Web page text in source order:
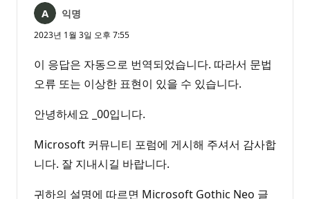
익명
2023년 1월 3일 오후 7:55
이 응답은 자동으로 번역되었습니다. 따라서 문법
오류 또는 이상한 표현이 있을 수 있습니다.
안녕하세요 _00입니다.
Microsoft 커뮤니티 포럼에 게시해 주셔서 감사합
니다. 잘 지내시길 바랍니다.
귀하의 설명에 따르면 Microsoft Gothic Neo 글